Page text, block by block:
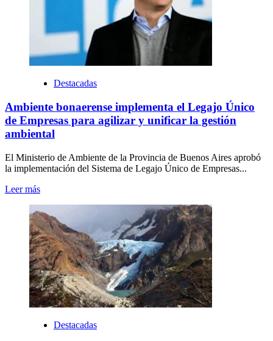
Destacadas
Ambiente bonaerense implementa el Legajo Único
de Empresas para agilizar y unificar la gestión
ambiental
El Ministerio de Ambiente de la Provincia de Buenos Aires aprobó
la implementación del Sistema de Legajo Único de Empresas...
Leer más
Destacadas